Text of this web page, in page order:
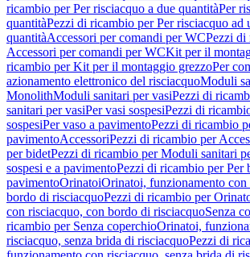
ricambio per Per risciacquo a due quantitàPer
quantitàPezzi di ricambio per Per risciacquo ad
quantitàAccessori per comandi per WCPezzi di
Accessori per comandi per WCKit per il
ricambio per Kit per il montaggio grezzoPer
azionamento elettronico del risciacquoModuli
MonolithModuli sanitari per vasiPezzi di
sanitari per vasiPer vasi sospesiPezzi di
sospesiPer vaso a pavimentoPezzi di ricambio
pavimentoAccessoriPezzi di ricambio per
per bidetPezzi di ricambio per Moduli sanitari
sospesi e a pavimentoPezzi di ricambio per Per
pavimentoOrinatoiOrinatoi, funzionamento con
bordo di risciacquoPezzi di ricambio per
con risciacquo, con bordo di risciacquoSenza
ricambio per Senza coperchioOrinatoi,
risciacquo, senza brida di risciacquoPezzi di